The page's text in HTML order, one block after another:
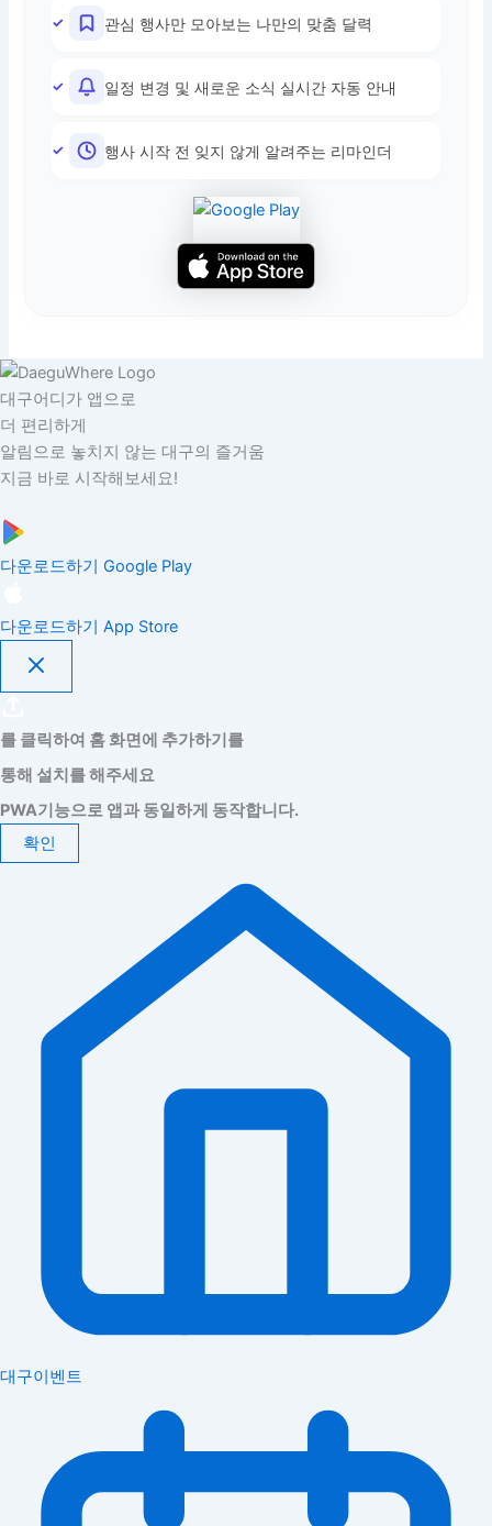
관심 행사만 모아보는 나만의 맞춤 달력
일정 변경 및 새로운 소식 실시간 자동 안내
행사 시작 전 잊지 않게 알려주는 리마인더
대구어디가 앱으로
더 편리하게
알림으로 놓치지 않는 대구의 즐거움
지금 바로 시작해보세요!
다운로드하기 Google Play
다운로드하기 App Store
를 클릭하여 홈 화면에 추가하기를
통해 설치를 해주세요
PWA기능으로 앱과 동일하게 동작합니다.
확인
대구이벤트